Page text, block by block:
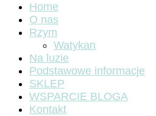
Home
O nas
Rzym
Watykan
Na luzie
Podstawowe informacje
SKLEP
WSPARCIE BLOGA
Kontakt